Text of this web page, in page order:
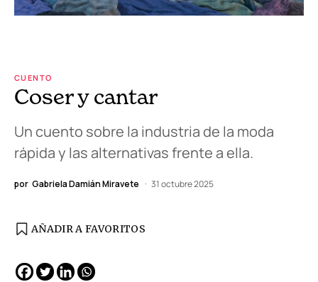
CUENTO
Coser y cantar
Un cuento sobre la industria de la moda
rápida y las alternativas frente a ella.
por Gabriela Damián Miravete 31 octubre 2025
AÑADIR A FAVORITOS